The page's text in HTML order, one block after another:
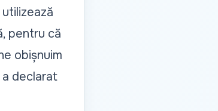
pentru că
obișnuim
a declarat